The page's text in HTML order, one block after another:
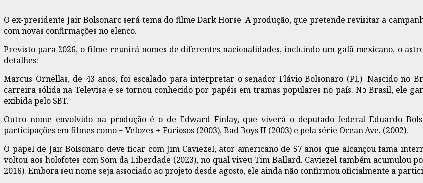
O ex-presidente Jair Bolsonaro será tema do filme Dark Horse. A produção, que pretende revisitar a
com novas confirmações no elenco.
Previsto para 2026, o filme reunirá nomes de diferentes nacionalidades, incluindo um galã mexicano, o
detalhes:
Marcus Ornellas, de 43 anos, foi escalado para interpretar o senador Flávio Bolsonaro (PL). Nascido no
carreira sólida na Televisa e se tornou conhecido por papéis em tramas populares no país. No Brasil, ele
exibida pelo SBT.
Outro nome envolvido na produção é o de Edward Finlay, que viverá o deputado federal Eduardo
participações em filmes como + Velozes + Furiosos (2003), Bad Boys II (2003) e pela série Ocean Ave. (2002).
O papel de Jair Bolsonaro deve ficar com Jim Caviezel, ator americano de 57 anos que alcançou fama
voltou aos holofotes com Som da Liberdade (2023), no qual viveu Tim Ballard. Caviezel também acumulou
2016). Embora seu nome seja associado ao projeto desde agosto, ele ainda não confirmou oficialmente a